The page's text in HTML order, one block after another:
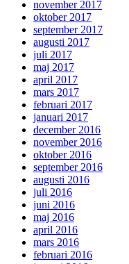
november 2017
oktober 2017
september 2017
augusti 2017
juli 2017
maj 2017
april 2017
mars 2017
februari 2017
januari 2017
december 2016
november 2016
oktober 2016
september 2016
augusti 2016
juli 2016
juni 2016
maj 2016
april 2016
mars 2016
februari 2016